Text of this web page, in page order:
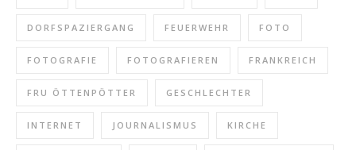
DORFSPAZIERGANG FEUERWEHR FOTO
FOTOGRAFIE FOTOGRAFIEREN FRANKREICH
FRU ÖTTENPÖTTER GESCHLECHTER
INTERNET JOURNALISMUS KIRCHE